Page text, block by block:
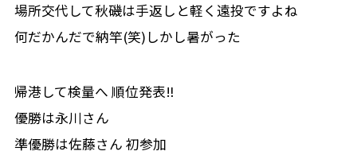
場所交代して秋磯は手返しと軽く遠投ですよね
何だかんだで納竿(笑)しかし暑がった
帰港して検量へ 順位発表‼
優勝は永川さん
準優勝は佐藤さん 初参加